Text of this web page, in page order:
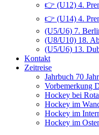
👉 (U12) 4.
👉 (U14) 4.
(U5/U6) 7.
(U8/U10) 18.
(U5/U6) 13.
Kontakt
Zeitreise
Jahrbuch 70
Vorbemerkung
Hockey bei
Hockey im
Hockey im
Hockey im